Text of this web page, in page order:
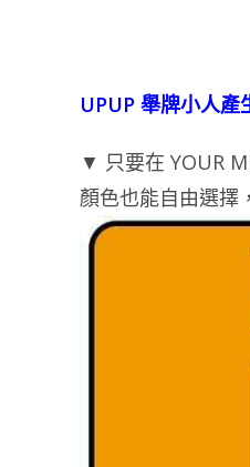
UPUP 舉牌小人產
▼ 只要在 YOUR
顏色也能自由選